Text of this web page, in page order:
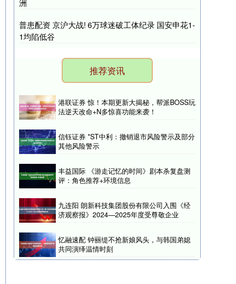
洲
普患配资 京沪大战! 6万球迷破工体纪录 国安申花1-
1均陷低谷
推荐资讯
港联证券 惊！本期更新大揭秘，帮派BOSS玩
法逆天改命+N多惊喜功能来袭！
信钰证券 *ST中利：撤销退市风险警示及部分
其他风险警示
丰益国际 《游走记忆的时间》剧本杀复盘测
评：角色推荐+环境信息
九连阳 朗新科技集团股份有限公司入围《经
济观察报》2024—2025年度受尊敬企业
忆融速配 钟丽缇不抢新娘风头，与韩国弟媳
共同演绎温情时刻